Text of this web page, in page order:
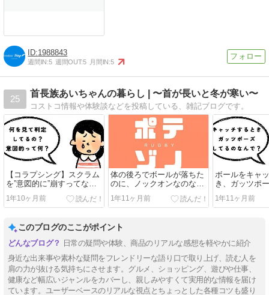
1988843
週間IN:5 週間OUT:5 月間IN:5
25
首長族あいちゃんの暮らし | 〜首が長いと冬が寒い〜
コストコ情報や体験談などを投稿している、雑記ブログです。
【コラプシング】スクラム
を”意図的に”崩すってな
に？どうやって判断してる
の？
1年10ヶ月前
体の後ろでボールが落ちた
のに、ノックオンなのなん
で？【ノックオン/ノックバ
ック】
1年11ヶ月前
ボールをキャ
き、ガッツポ
なんで？【フ
チ】
1年11ヶ月前
このブログのここがポイント
日常の疑問や体験、商品のリアルな感想を軽やかに紹介
身近な出来事や素朴な疑問をフレンドリーな語り口で取り上げ、読む人を
肩の力が抜ける気持ちにさせます。グルメ、ショッピング、遊びや仕事、
健康など幅広いジャンルをカバーし、親しみやすくて実用的な情報を届け
ています。ユーザーベースのリアルな視点とちょっとした各種コツも盛り